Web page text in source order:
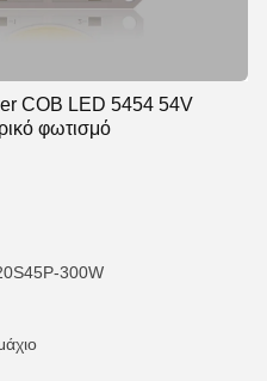
COB LED 5454 54V
φωτισμό
300W